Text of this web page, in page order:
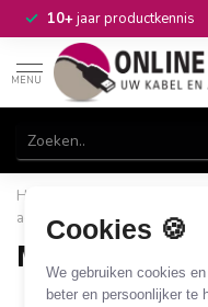
Cookies 🍪
We gebruiken cookies
beter en persoonlijker te
10+jaar productkennis
MENU
Home
adapters
Mini HDMI -
Mini HDMI -
5 PRODUCTEN